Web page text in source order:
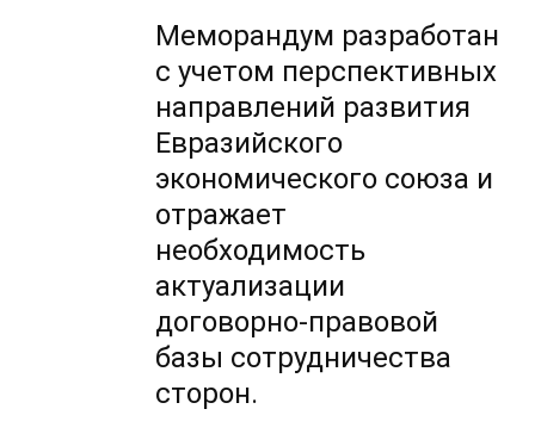
Меморандум разработан
с учетом перспективных
направлений развития
Евразийского
экономического союза и
отражает
необходимость
актуализации
договорно-правовой
базы сотрудничества
сторон.